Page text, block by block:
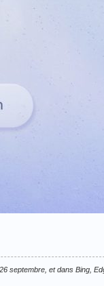
septembre, et dans Bing,